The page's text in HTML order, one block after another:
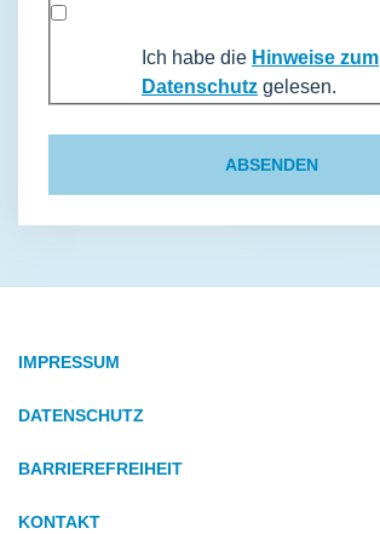
Ich habe die Hinweise zum
Datenschutz gelesen.
ABSENDEN
IMPRESSUM
DATENSCHUTZ
BARRIEREFREIHEIT
KONTAKT